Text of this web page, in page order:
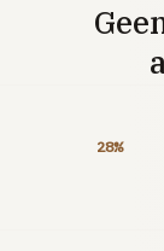
28%